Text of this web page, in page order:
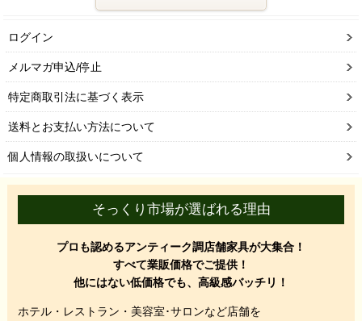
ログイン
メルマガ申込/停止
特定商取引法に基づく表示
送料とお支払い方法について
個人情報の取扱いについて
そっくり市場が選ばれる理由
プロも認めるアンティーク調店舗家具が大集合！
すべて業販価格でご提供！
他にはない低価格でも、高級感バッチリ！
ホテル・レストラン・美容室･サロンなど店舗を